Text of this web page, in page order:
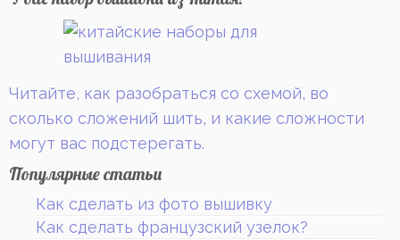
Читайте, как разобраться со схемой, во
сколько сложений шить, и какие сложности
могут вас подстерегать.
Популярные статьи
Как сделать из фото вышивку
Как сделать французский узелок?